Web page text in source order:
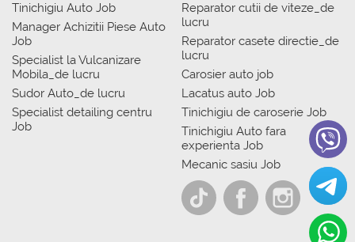
Tinichigiu Auto Job
Manager Achizitii Piese Auto
Job
Specialist la Vulcanizare
Mobila_de lucru
Sudor Auto_de lucru
Specialist detailing centru
Job
Reparator cutii de viteze_de
lucru
Reparator casete directie_de
lucru
Carosier auto job
Lacatus auto Job
Tinichigiu de caroserie Job
Tinichigiu Auto fara
experienta Job
Mecanic sasiu Job